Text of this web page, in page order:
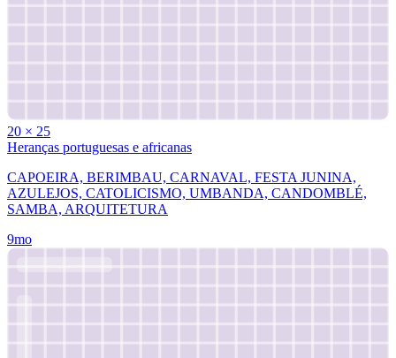
20 × 25
Heranças portuguesas e africanas
CAPOEIRA, BERIMBAU, CARNAVAL, FESTA JUNINA,
AZULEJOS, CATOLICISMO, UMBANDA, CANDOMBLÉ,
SAMBA, ARQUITETURA
9mo